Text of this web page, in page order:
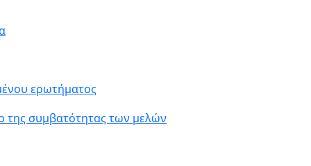
ερωτήματος
της συμβατότητας των μελών